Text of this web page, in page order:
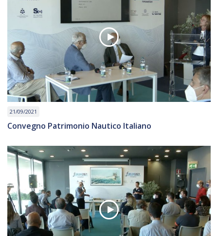
21/09/2021
Convegno Patrimonio Nautico Italiano